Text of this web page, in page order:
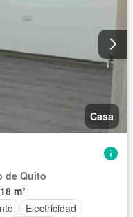
Casa
de Quito
m²
Electricidad